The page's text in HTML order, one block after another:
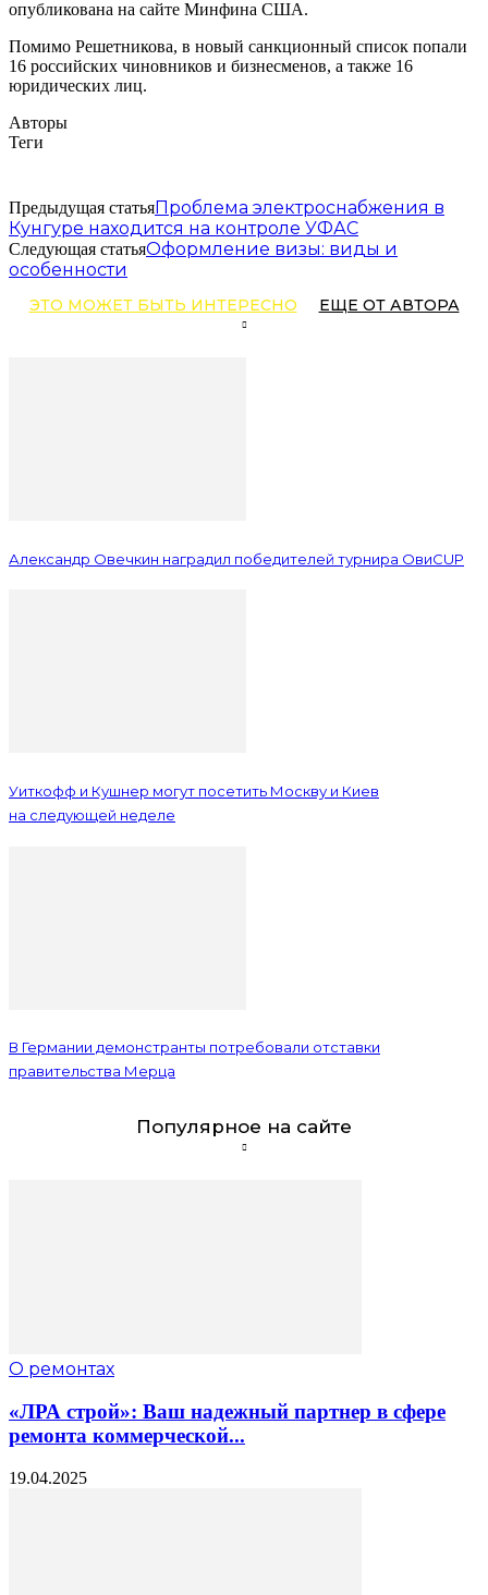
опубликована на сайте Минфина США.
Помимо Решетникова, в новый санкционный список попали
16 российских чиновников и бизнесменов, а также 16
юридических лиц.
Авторы
Теги
Предыдущая статьяПроблема электроснабжения в
Кунгуре находится на контроле УФАС
Следующая статьяОформление визы: виды и
особенности
ЭТО МОЖЕТ БЫТЬ ИНТЕРЕСНО ЕЩЕ ОТ АВТОРА
Александр Овечкин наградил победителей турнира ОвиCUP
Уиткофф и Кушнер могут посетить Москву и Киев
на следующей неделе
В Германии демонстранты потребовали отставки
правительства Мерца
Популярное на сайте
О ремонтах
«ЛРА строй»: Ваш надежный партнер в сфере
ремонта коммерческой...
19.04.2025